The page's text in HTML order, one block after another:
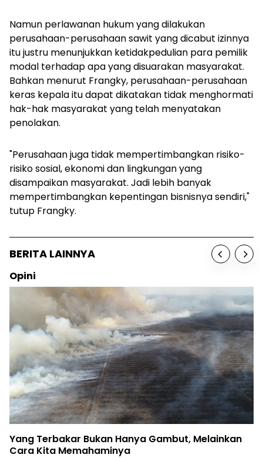
Namun perlawanan hukum yang dilakukan
perusahaan-perusahaan sawit yang dicabut izinnya
itu justru menunjukkan ketidakpedulian para pemilik
modal terhadap apa yang disuarakan masyarakat.
Bahkan menurut Frangky, perusahaan-perusahaan
keras kepala itu dapat dikatakan tidak menghormati
hak-hak masyarakat yang telah menyatakan
penolakan.
"Perusahaan juga tidak mempertimbangkan risiko-
risiko sosial, ekonomi dan lingkungan yang
disampaikan masyarakat. Jadi lebih banyak
mempertimbangkan kepentingan bisnisnya sendiri,"
tutup Frangky.
BERITA LAINNYA
Opini
Yang Terbakar Bukan Hanya Gambut, Melainkan
Cara Kita Memahaminya